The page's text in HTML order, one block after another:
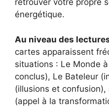
retrouver votre propre
énergétique.
Au niveau des
cartes apparaissent
situations : Le Monde à
conclus), Le Bateleur
(illusions et
(appel à la